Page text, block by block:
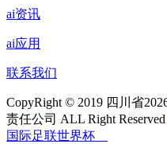
ai资讯
ai应用
联系我们
CopyRight © 2019 四川省
责任公司 ALL Right Reserved
国际足联世界杯